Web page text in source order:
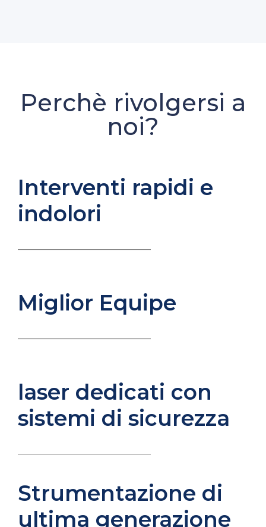
Perchè rivolgersi a
noi?
Interventi rapidi e
indolori
Miglior Equipe
laser dedicati con
sistemi di sicurezza
Strumentazione di
ultima generazione